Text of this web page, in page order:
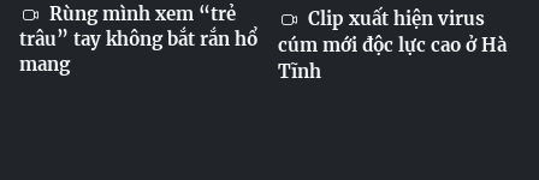
Rùng mình xem “trẻ
trâu” tay không bắt rắn hổ
mang
Clip xuất hiện virus
cúm mới độc lực cao ở Hà
Tĩnh